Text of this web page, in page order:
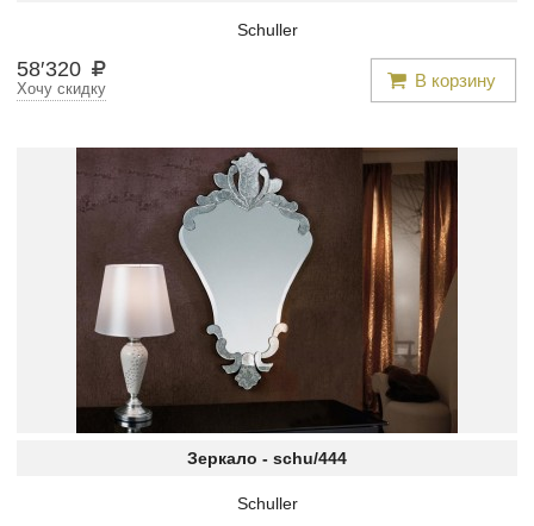
Schuller
58′320 В корзину
Хочу скидку
Зеркало - schu/444
Schuller